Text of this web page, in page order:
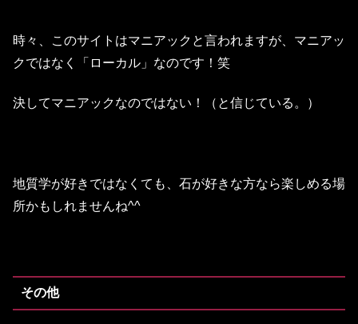
時々、このサイトはマニアックと言われますが、マニアッ
クではなく「ローカル」なのです！笑
決してマニアックなのではない！（と信じている。）
地質学が好きではなくても、石が好きな方なら楽しめる場
所かもしれませんね^^
その他